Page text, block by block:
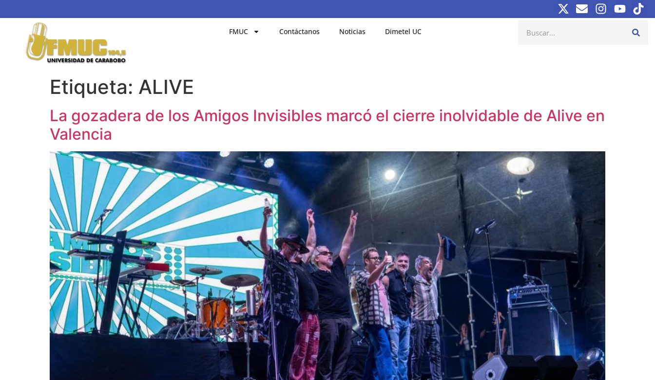
FMUC Contáctanos Noticias Dimetel UC
Etiqueta: ALIVE
La gozadera de los Amigos Invisibles marcó el cierre inolvidable de Alive en
Valencia